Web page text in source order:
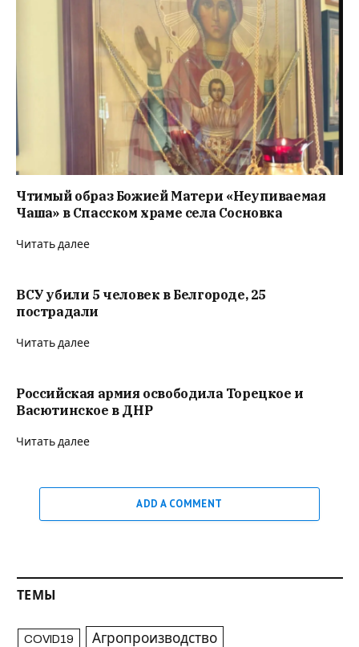
Чтимый образ Божией Матери «Неупиваемая
Чаша» в Спасском храме села Сосновка
Читать далее
ВСУ убили 5 человек в Белгороде, 25
пострадали
Читать далее
Российская армия освободила Торецкое и
Васютинское в ДНР
Читать далее
ADD A COMMENT
ТЕМЫ
COVID19 Агропроизводство